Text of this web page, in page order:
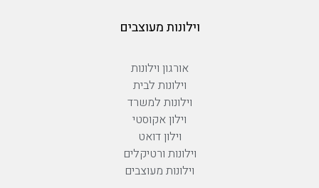
וילונות מעוצבים
אורגון וילונות
וילונות לבית
וילונות למשרד
וילון אקוסטי
וילון דואט
וילונות ורטיקלים
וילונות מעוצבים